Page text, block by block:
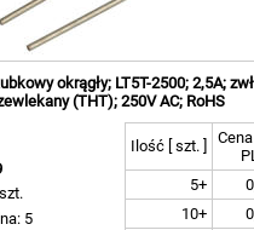
okrągły; LT5T-2500; 2,5A;
(THT); 250V AC; RoHS
5
Ilość [ szt. ]
5+
10+